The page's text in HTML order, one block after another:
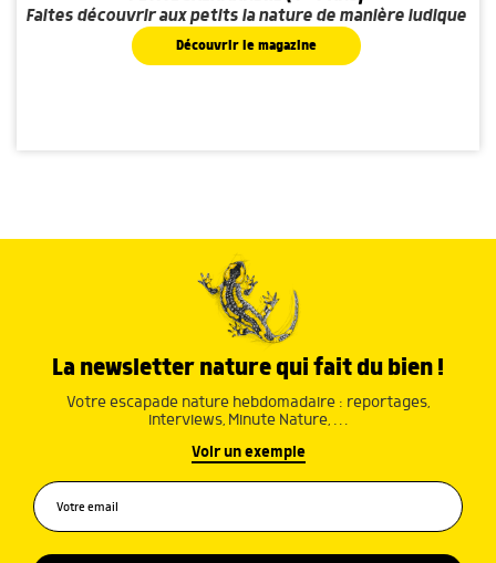
Faites découvrir aux petits la nature de manière ludique
Découvrir le magazine
La newsletter nature qui fait du bien !
Votre escapade nature hebdomadaire : reportages,
interviews, Minute Nature, …
Voir un exemple